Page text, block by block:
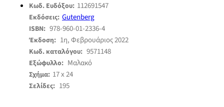
Κωδ. Ευδόξου: 112691547
Εκδόσεις: Gutenberg
ISBN: 978-960-01-2336-4
Έκδοση: 1η, Φεβρουάριος 2022
Κωδ. καταλόγου: 9571148
Εξώφυλλο: Μαλακό
Σχήμα: 17 x 24
Σελίδες: 195